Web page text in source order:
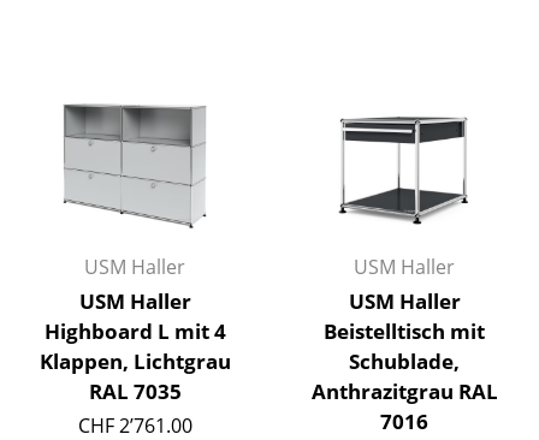
Wandregale
Sideboards & Kommoden
Beistell- & Rollcontainer
Barmöbel
Garderoben
Kleinaufbewahrung
USM Haller
USM Haller
Highboard L mit 4
Klappen, Lichtgrau
RAL 7035
CHF 2’761.00
USM Haller
USM Haller
Beistelltisch mit
Schublade,
Anthrazitgrau RAL
7016